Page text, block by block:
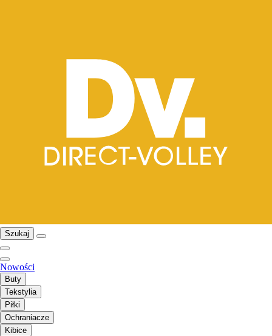
Szukaj
Nowości
Buty
Tekstylia
Piłki
Ochraniacze
Kibice